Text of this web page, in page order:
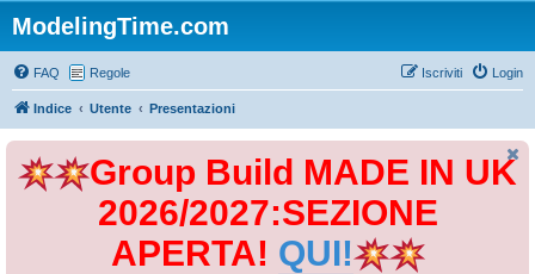
ModelingTime.com
FAQ Regole Login
Iscriviti
Indice Utente Presentazioni
Group Build MADE IN UK
2026/2027:SEZIONE
APERTA! QUI!